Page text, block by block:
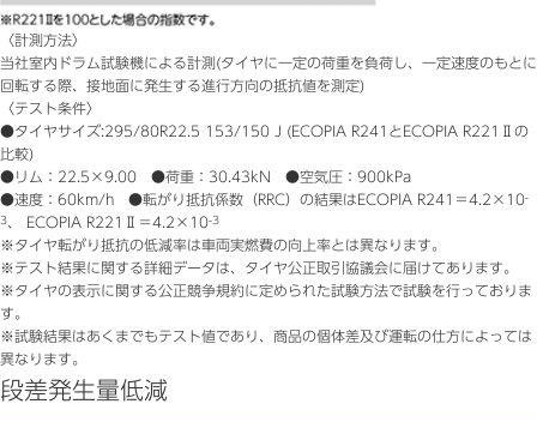
〈計測方法〉
当社室内ドラム試験機による計測(タイヤに一定の荷重を負荷し、一定速度のもとに
回転する際、接地面に発生する進行方向の抵抗値を測定)
〈テスト条件〉
●タイヤサイズ:295/80R22.5 153/150 J (ECOPIA R241とECOPIA R221Ⅱの
比較)
●リム：22.5×9.00 ●荷重：30.43kN ●空気圧：900kPa
●速度：60km/h ●転がり抵抗係数（RRC）の結果はECOPIA R241＝4.2×10-
3 、 ECOPIA R221Ⅱ＝4.2×10-3
※タイヤ転がり抵抗の低減率は車両実燃費の向上率とは異なります。
※テスト結果に関する詳細データは、タイヤ公正取引協議会に届けてあります。
※タイヤの表示に関する公正競争規約に定められた試験方法で試験を行っておりま
す。
※試験結果はあくまでもテスト値であり、商品の個体差及び運転の仕方によっては
異なります。
段差発生量低減